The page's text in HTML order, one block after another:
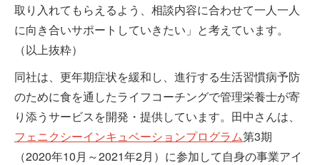
取り入れてもらえるよう、相談内容に合わせて一人一人
に向き合いサポートしていきたい」と考えています。
（以上抜粋）
同社は、更年期症状を緩和し、進行する生活習慣病予防
のために食を通したライフコーチングで管理栄養士が寄
り添うサービスを開発・提供しています。田中さんは、
フェニクシーインキュベーションプログラム第3期
（2020年10月～2021年2月）に参加して自身の事業アイ